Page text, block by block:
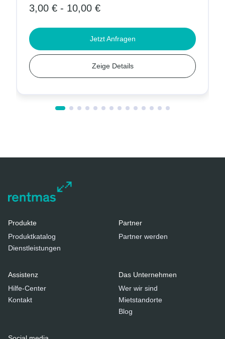
3,00 € - 10,00 €
Zeige Details
Jetzt Anfragen
Produkte
Produktkatalog
Dienstleistungen
Partner
Partner werden
Assistenz
Hilfe-Center
Kontakt
Das Unternehmen
Wer wir sind
Mietstandorte
Blog